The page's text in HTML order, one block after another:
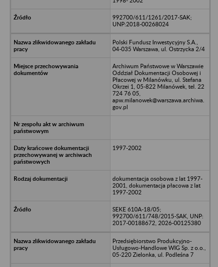
992700/611/1261/2017-SAK;
UNP:2018-00268024
Polski Fundusz Inwestycyjny S.A.,
04-035 Warszawa, ul. Ostrzycka 2/4
Archiwum Państwowe w Warszawie
Oddział Dokumentacji Osobowej i
Płacowej w Milanówku, ul. Stefana
Okrzei 1, 05-822 Milanówek, tel. 22
724 76 05,
apw.milanowek@warszawa.archiwa.
gov.pl
1997-2002
dokumentacja osobowa z lat 1997-
2001, dokumentacja płacowa z lat
1997-2002
SEKE 610A-18/05;
992700/611/748/2015-SAK, UNP:
2017-00188672, 2026-00125380
Przedsiębiorstwo Produkcyjno-
Usługowo-Handlowe WIG Sp. z o.o.,
05-220 Zielonka, ul. Podleśna 7